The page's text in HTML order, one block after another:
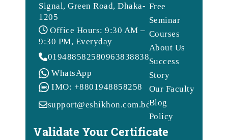
Signal, Green Road, Dhaka-
1205
Office Hours: 9:30 AM –
9:30 PM, Everyday
0194885825809638388388
WhatsApp
IMO: +8801948858258
support@eshikhon.com.bd
Free
Seminar
Courses
About Us
Success
Story
Our Faculty
Blog
Policy
Validate Your Certificate